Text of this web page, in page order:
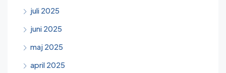
juli 2025
juni 2025
maj 2025
april 2025